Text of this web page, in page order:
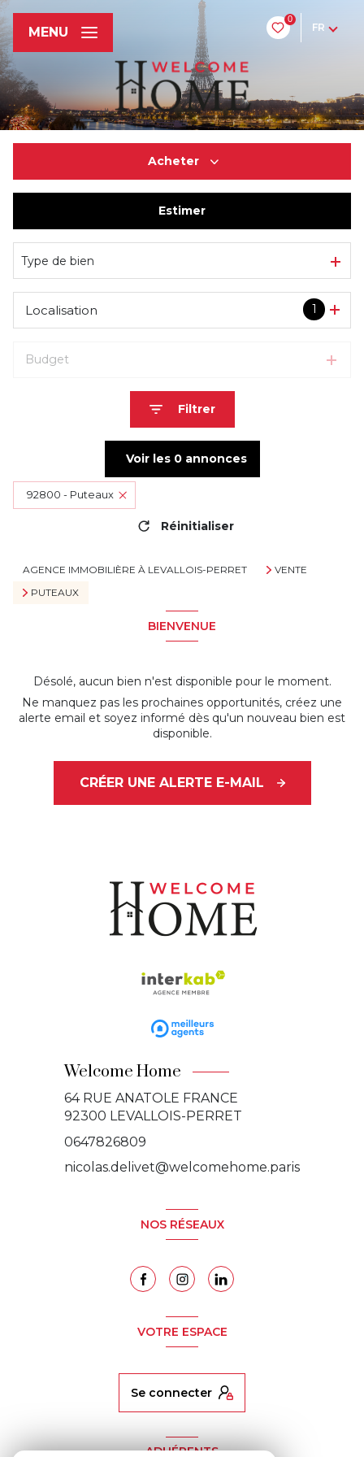
0
FR
MENU
Acheter
Du neuf
Estimer
Type de bien
1
Localisation
Budget
Filtrer
Voir les 0annonces
92800 - Puteaux
Réinitialiser
AGENCE IMMOBILIÈRE À LEVALLOIS-PERRET
VENTE
PUTEAUX
BIENVENUE
Désolé, aucun bien n'est disponible pour le moment.
Ne manquez pas les prochaines opportunités, créez une
alerte email et soyez informé dès qu'un nouveau bien est
disponible.
CRÉER UNE ALERTE E-MAIL
Welcome Home
64 RUE ANATOLE FRANCE
92300 LEVALLOIS-PERRET
0647826809
nicolas.delivet@welcomehome.paris
NOS RÉSEAUX
VOTRE ESPACE
se connecter
ADHÉRENTS